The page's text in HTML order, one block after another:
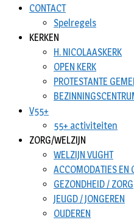
CONTACT
Spelregels
KERKEN
H. NICOLAASKERK
OPEN KERK
PROTESTANTE
V55+
55+ activiteiten
ZORG/WELZIJN
WELZIJN VUGHT
ACCOMODATIES EN
GEZONDHEID / ZORG
JEUGD / JONGEREN
OUDEREN